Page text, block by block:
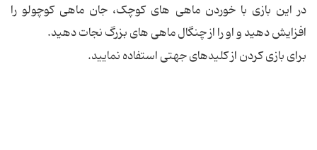
در این بازی با خوردن ماهی های کوچک، جان ماهی کوچولو را
افزایش دهید و او را از چنگال ماهی های بزرگ نجات دهید.
برای بازی کردن از کلیدهای جهتی استفاده نمایید.